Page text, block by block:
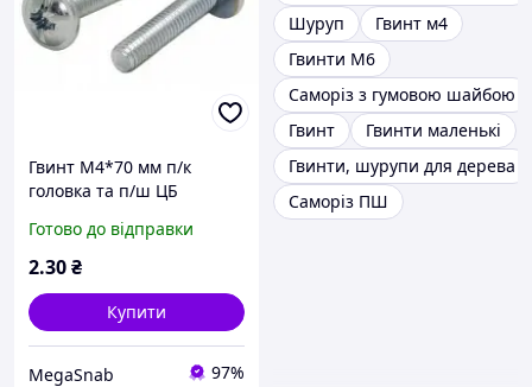
Гвинт М4*70 мм п/к
головка та п/ш ЦБ
Готово до відправки
2.30₴
Купити
MegaSnab 97%
Шуруп
Гвинт м4
Гвинти М6
Саморіз з гумовою шайбою
Гвинт
Гвинти маленькі
Гвинти, шурупи для дерева
Саморіз ПШ